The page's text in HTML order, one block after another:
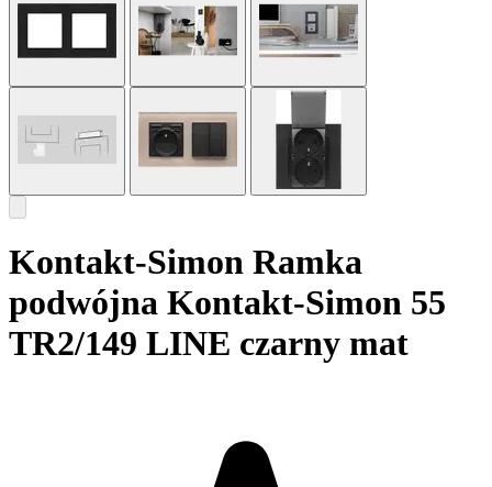
Kontakt-Simon Ramka
podwójna Kontakt-Simon 55
TR2/149 LINE czarny mat